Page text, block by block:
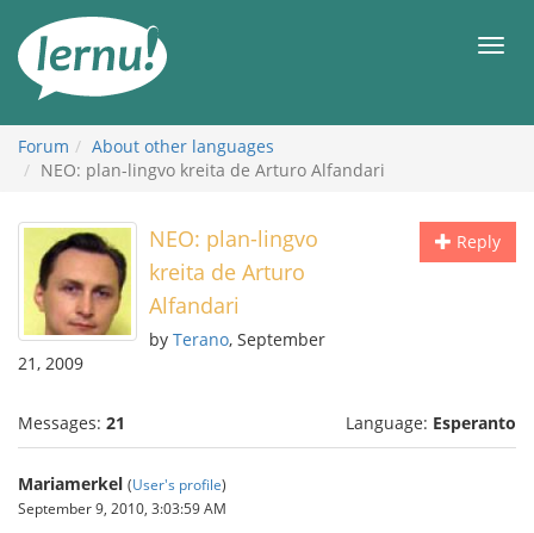
the
content
Forum
About other languages
NEO: plan-lingvo kreita de Arturo Alfandari
Reply
NEO: plan-lingvo
kreita de Arturo
Alfandari
by Terano, September
21, 2009
Messages: 21 Language: Esperanto
Mariamerkel (User's profile)
September 9, 2010, 3:03:59 AM